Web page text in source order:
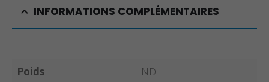
INFORMATIONS COMPLÉMENTAIRES
Poids
ND